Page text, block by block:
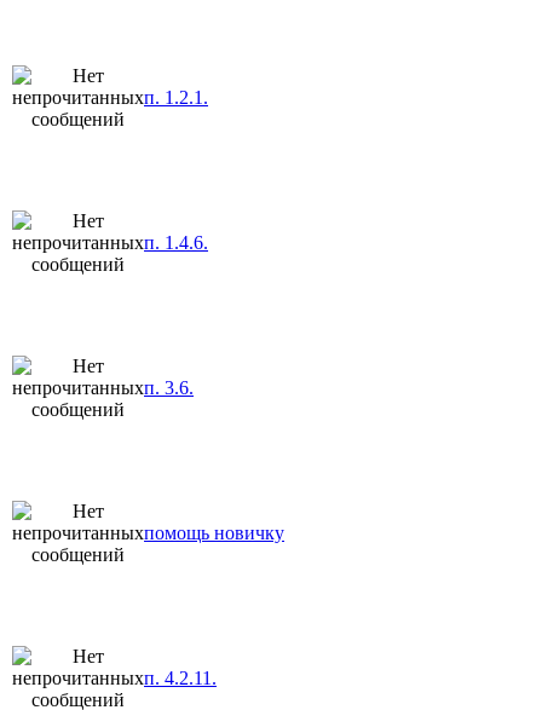
п. 1.2.1.
п. 1.4.6.
п. 3.6.
помощь новичку
п. 4.2.11.